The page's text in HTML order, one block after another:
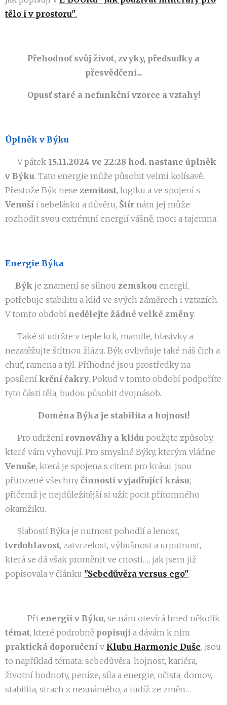
tělo i v prostoru".
Přehodnoť svůj život, zvyky, předsudky a
přesvědčení...
Opusť staré a nefunkční vzorce a vztahy!
Úplněk v Býku
♉️ V pátek 15.11.2024 ve 22:28 hod. nastane úplněk
v Býku. Tato energie může působit velmi kolísavě.
Přestože Býk nese zemitost, logiku a ve spojení s
Venuší i sebelásku a důvěru, Štír nám jej může
rozhodit svou extrémní energií vášně, moci a tajemna.
Energie Býka
Býk je znamení se silnou zemskou energií,
potřebuje stabilitu a klid ve svých záměrech i vztazích.
V tomto období nedělejte žádné velké změny.
♉️ Také si udržte v teple krk, mandle, hlasivky a
nezatěžujte štítnou žlázu. Býk ovlivňuje také náš čich a
chuť, ramena a týl. Příhodné jsou prostředky na
posílení krční čakry. Pokud v tomto období podpoříte
tyto části těla, budou působit dvojnásob.
Doména Býka je stabilita a hojnost!
♉️ Pro udržení rovnováhy a klidu použijte způsoby,
které vám vyhovují. Pro smyslné Býky, kterým vládne
Venuše, která je spojena s citem pro krásu, jsou
přirozené všechny činnosti vyjadřující krásu,
přičemž je nejdůležitější si užít pocit přítomného
okamžiku.
♉️ Slabostí Býka je nutnost pohodlí a lenost,
tvrdohlavost, zatvrzelost, výbušnost a urputnost,
která se dá však proměnit ve cnosti…, jak jsem již
popisovala v článku "Sebedůvěra versus ego".
♉️ 👉Při energii v Býku, se nám otevírá hned několik
témat, které podrobně popisuji a dávám k nim
praktická doporučení v Klubu Harmonie Duše. Jsou
to například témata: sebedůvěra, hojnost, kariéra,
životní hodnoty, peníze, síla a energie, očista, domov,
stabilita, strach z neznámého, a tudíž ze změn…